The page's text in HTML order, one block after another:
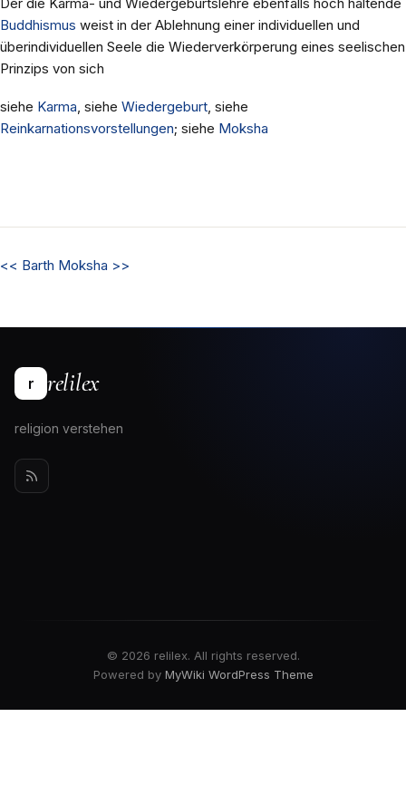
Der die Karma- und Wiedergeburtslehre ebenfalls hoch haltende
Buddhismus weist in der Ablehnung einer individuellen und
überindividuellen Seele die Wiederverkörperung eines seelischen
Prinzips von sich
siehe Karma, siehe Wiedergeburt, siehe
Reinkarnationsvorstellungen; siehe Moksha
<< Barth Moksha >>
r relilex
religion verstehen
© 2026 relilex. All rights reserved.
Powered by MyWiki WordPress Theme